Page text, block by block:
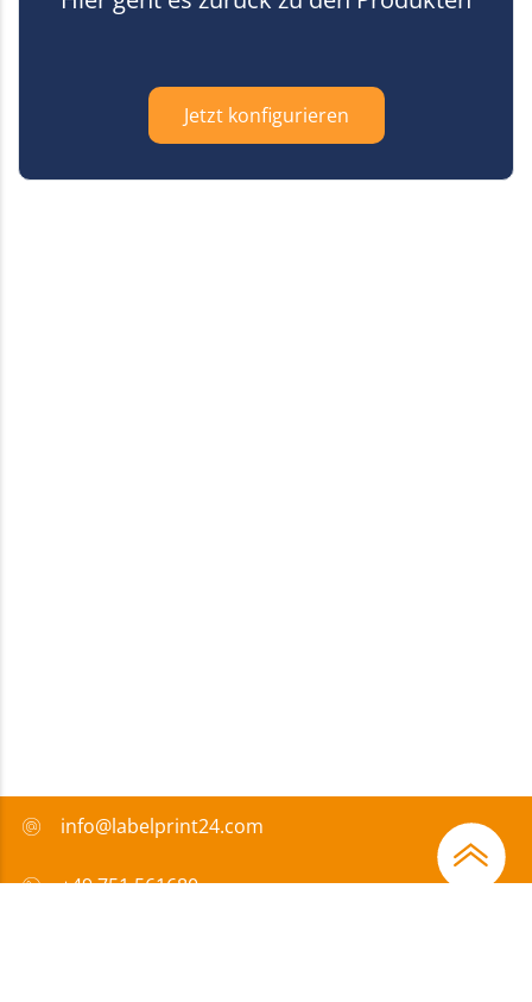
Jetzt konfigurieren
info@labelprint24.com
+49 751 561680